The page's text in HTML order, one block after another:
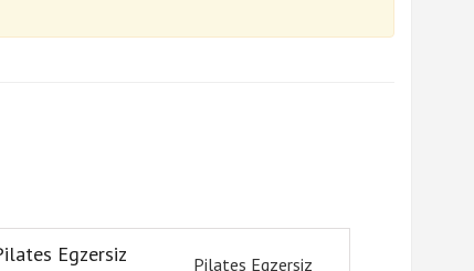
Pilates Egzersiz